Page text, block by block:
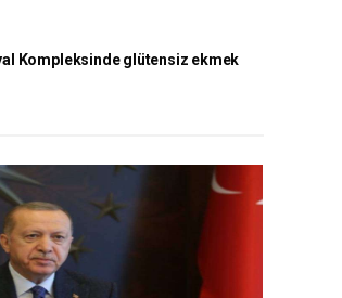
Kompleksinde glütensiz ekmek